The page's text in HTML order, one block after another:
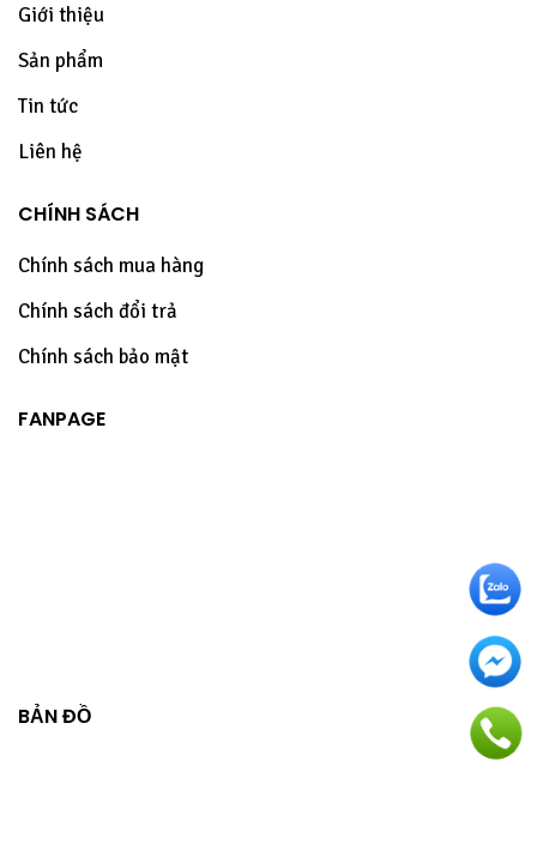
Giới thiệu
Sản phẩm
Tin tức
Liên hệ
CHÍNH SÁCH
Chính sách mua hàng
Chính sách đổi trả
Chính sách bảo mật
FANPAGE
BẢN ĐỒ